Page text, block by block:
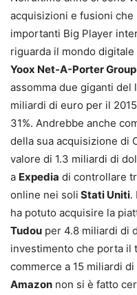
acquisizioni e fusioni
importanti Big Player
riguarda il mondo
Yoox Net-A-Porter Group
assomma due giganti del
miliardi di euro per il
31%. Andrebbe anche
della sua acquisizione di
valore di 1.3 miliardi di
a Expedia di controllare
online nei soli Stati Uniti.
ha potuto acquisire la
Tudou per 4.8 miliardi di
investimento che porta il
commerce a 15 miliardi
Amazon non si è fatto